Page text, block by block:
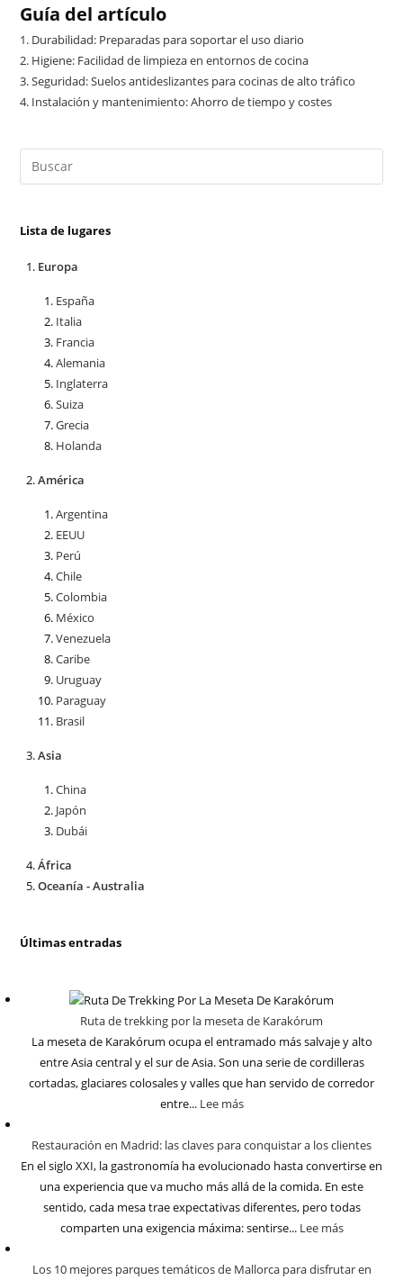
Guía del artículo
1. Durabilidad: Preparadas para soportar el uso diario
2. Higiene: Facilidad de limpieza en entornos de cocina
3.Seguridad: Suelos antideslizantes para cocinas de alto tráfico
4. Instalación y mantenimiento: Ahorro de tiempo y costes
Lista de lugares
Europa
España
Italia
Francia
Alemania
Inglaterra
Suiza
Grecia
Holanda
América
Argentina
EEUU
Perú
Chile
Colombia
México
Venezuela
Caribe
Uruguay
Paraguay
Brasil
Asia
China
Japón
Dubái
África
Oceanía - Australia
Últimas entradas
Ruta de trekking por la meseta de Karakórum
La meseta de Karakórum ocupa el entramado más salvaje y alto
entre Asia central y el sur de Asia. Son una serie de cordilleras
cortadas, glaciares colosales y valles que han servido de corredor
entre... Lee más
Restauración en Madrid: las claves para conquistar a los clientes
En el siglo XXI, la gastronomía ha evolucionado hasta convertirse en
una experiencia que va mucho más allá de la comida. En este
sentido, cada mesa trae expectativas diferentes, pero todas
comparten una exigencia máxima: sentirse... Lee más
Los 10 mejores parques temáticos de Mallorca para disfrutar en